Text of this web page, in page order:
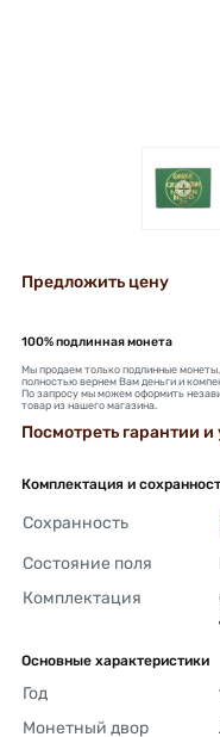
+
Предложить цену
100% подлинная монета
Мы продаем только подлинные
полностью вернем Вам деньги и
По запросу мы можем оформить
товар из нашего магазина.
Посмотреть гарантии и
Комплектация и
Сохранность
Состояние поля
Комплектация
Основные характеристики
Год
Монетный двор